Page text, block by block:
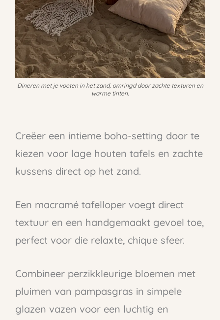
Dineren met je voeten in het zand, omringd door zachte texturen en
warme tinten.
Creëer een intieme boho-setting door te
kiezen voor lage houten tafels en zachte
kussens direct op het zand.
Een macramé tafelloper voegt direct
textuur en een handgemaakt gevoel toe,
perfect voor die relaxte, chique sfeer.
Combineer perzikkleurige bloemen met
pluimen van pampasgras in simpele
glazen vazen voor een luchtig en